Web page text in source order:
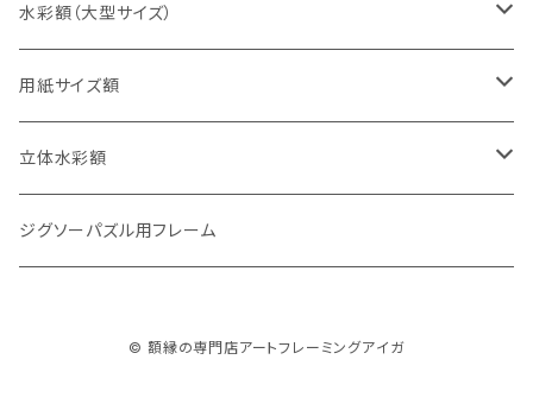
四切判（348×424ミリ）
大衣判（394×509ミリ）
半切判（424×545ミリ）
三三判（455×606ミリ）
スケッチ8Ｆ（520×595ミリ）
スケッチ10Ｆ（595×670ミリ）
15cm正方形（150×150ミリ）
20cm正方形（200×200ミリ）
25cm正方形（250×250ミリ）
30cm正方形（300×300ミリ）
15×30cm
20×40cm
25×50cm
30×60cm
水彩額（大型サイズ）
大判（660×850ミリ）
MO判（693×893ミリ）
特全判（780×1050ミリ）
用紙サイズ額
B5判（182×257ミリ）
A4判（210×297ミリ）
立体水彩額
インチ判（203×254ミリ）
ジグソーパズル用フレーム
© 額縁の専門店アートフレーミングアイガ